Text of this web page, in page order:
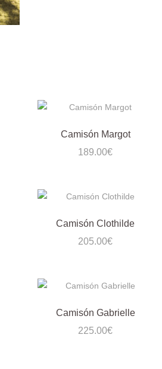
Camisón Margot
189.00€
Camisón Clothilde
205.00€
Camisón Gabrielle
225.00€